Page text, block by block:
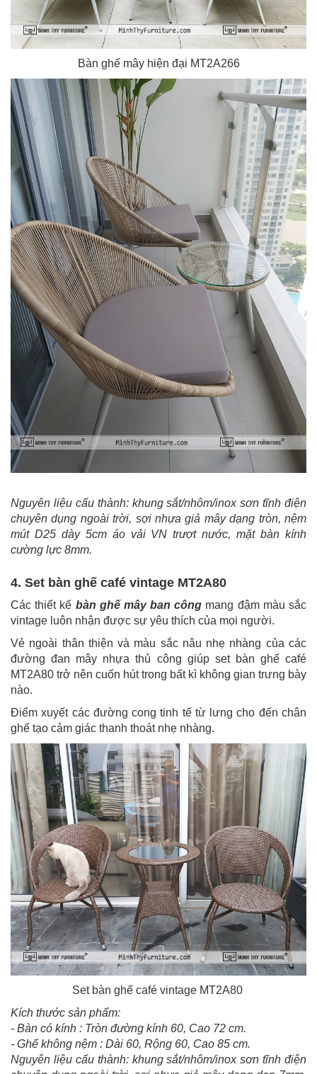
Bàn ghế mây hiện đại MT2A266
Nguyên liệu cấu thành: khung sắt/nhôm/inox sơn tĩnh điện
chuyên dụng ngoài trời, sợi nhựa giả mây dạng tròn, nệm
mút D25 dày 5cm áo vải VN trượt nước, mặt bàn kính
cường lực 8mm.
4. Set bàn ghế café vintage MT2A80
Các thiết kế bàn ghế mây ban công mang đậm màu sắc
vintage luôn nhận được sự yêu thích của mọi người.
Vẻ ngoài thân thiện và màu sắc nâu nhẹ nhàng của các
đường đan mây nhựa thủ công giúp set bàn ghế café
MT2A80 trở nên cuốn hút trong bất kì không gian trưng bày
nào.
Điểm xuyết các đường cong tinh tế từ lưng cho đến chân
ghế tạo cảm giác thanh thoát nhẹ nhàng.
Set bàn ghế café vintage MT2A80
Kích thước sản phẩm:
- Bàn có kính : Tròn đường kính 60, Cao 72 cm.
- Ghế không nệm : Dài 60, Rộng 60, Cao 85 cm.
Nguyên liệu cấu thành: khung sắt/nhôm/inox sơn tĩnh điện